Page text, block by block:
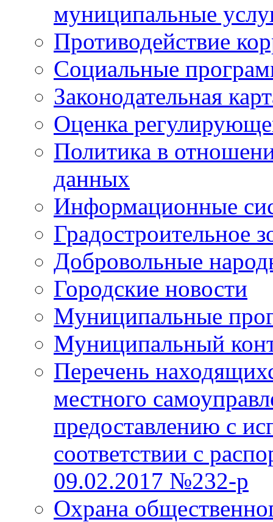
муниципальные
Противодействие
Социальные
Законодательная
Оценка
Политика в
данных
Информационные
Градостроительное
Добровольные
Городские новости
Муниципальные
Муниципальный
Перечень
местного
предоставлению с
соответствии с
09.02.2017 №232-р
Охрана